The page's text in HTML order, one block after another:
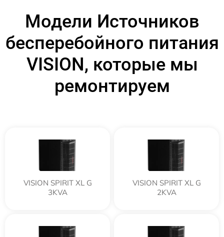
Модели Источников
бесперебойного питания
VISION, которые мы
ремонтируем
VISION SPIRIT XL G
3KVA
VISION SPIRIT XL G
2KVA